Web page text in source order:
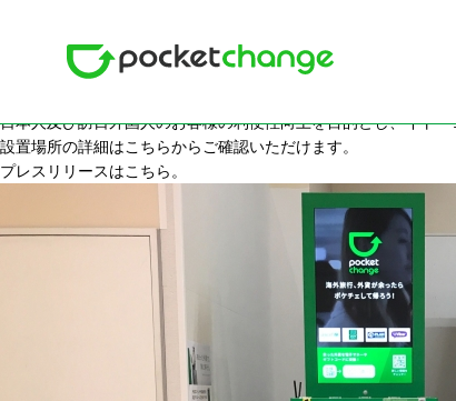
Posted on 2020年06月16日2020年06月17日
日本人及び訪日外国人のお客様の利便性向上を目的とし、イト
設置場所の詳細はこちらからご確認いただけます。
プレスリリースはこちら 。